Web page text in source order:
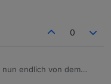
0
endlich von dem